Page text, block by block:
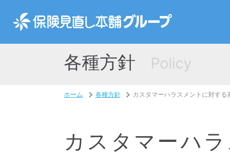
各種方針 Policy
ホーム 各種方針 カスタマーハラスメントに対する
カスタマーハ